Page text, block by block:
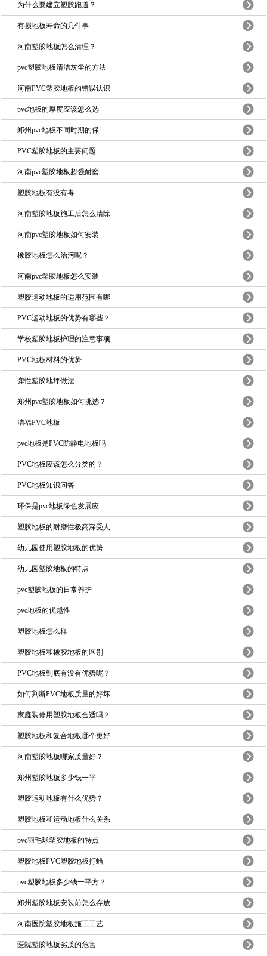
为什么要建立塑胶跑道？
有损地板寿命的几件事
河南塑胶地板怎么清理？
pvc塑胶地板清洁灰尘的方法
河南PVC塑胶地板的错误认识
pvc地板的厚度应该怎么选
郑州pvc地板不同时期的保
PVC塑胶地板的主要问题
河南pvc塑胶地板超强耐磨
塑胶地板有没有毒
河南塑胶地板施工后怎么清除
河南pvc塑胶地板如何安装
橡胶地板怎么治污呢？
河南pvc塑胶地板怎么安装
塑胶运动地板的适用范围有哪
PVC运动地板的优势有哪些？
学校塑胶地板护理的注意事项
PVC地板材料的优势
弹性塑胶地坪做法
郑州pvc塑胶地板如何挑选？
洁福PVC地板
pvc地板是PVC防静电地板吗
PVC地板应该怎么分类的？
PVC地板知识问答
环保是pvc地板绿色发展应
塑胶地板的耐磨性极高深受人
幼儿园使用塑胶地板的优势
幼儿园塑胶地板的特点
pvc塑胶地板的日常养护
pvc地板的优越性
塑胶地板怎么样
塑胶地板和橡胶地板的区别
PVC地板到底有没有优势呢？
如何判断PVC地板质量的好坏
家庭装修用塑胶地板合适吗？
塑胶地板和复合地板哪个更好
河南塑胶地板哪家质量好？
郑州塑胶地板多少钱一平
塑胶运动地板有什么优势？
塑胶地板和运动地板什么关系
pvc羽毛球塑胶地板的特点
塑胶地板PVC塑胶地板打蜡
pvc塑胶地板多少钱一平方？
郑州塑胶地板安装前怎么存放
河南医院塑胶地板施工工艺
医院塑胶地板劣质的危害